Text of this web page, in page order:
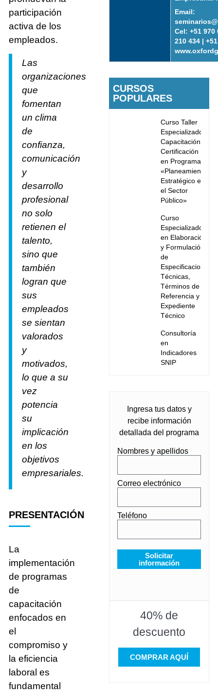
participación
activa de los
empleados.
Las
organizaciones
que
fomentan
un clima
de
confianza,
comunicación
y
desarrollo
profesional
no solo
retienen el
talento,
sino que
también
logran que
sus
empleados
se sientan
valorados
y
motivados,
lo que a su
vez
potencia
su
implicación
en los
objetivos
empresariales.
PRESENTACIÓN
La
implementación
de programas
de
capacitación
enfocados en
el
compromiso y
la eficiencia
laboral es
fundamental
Email:
Cel: +51 970
210 434 |
CURSOS
POPULARES
Curso Taller
Especializado
Capacitación y
Certificación
en Programa
«Planeamiento
Estratégico en
el Sector
Público»
Curso
Especializado
en Elaboración
y Formulación
de
Especificaciones
Técnicas,
Términos de
Referencia y
Expediente
Técnico
Consultoría
en
Indicadores
SNIP
Ingresa tus datos y
recibe información
detallada del programa
Nombres y apellidos
Correo electrónico
Teléfono
Solicitar
información
40% de
descuento
COMPRAR AQUÍ